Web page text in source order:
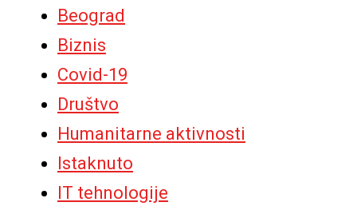
Beograd
Biznis
Covid-19
Društvo
Humanitarne aktivnosti
Istaknuto
IT tehnologije